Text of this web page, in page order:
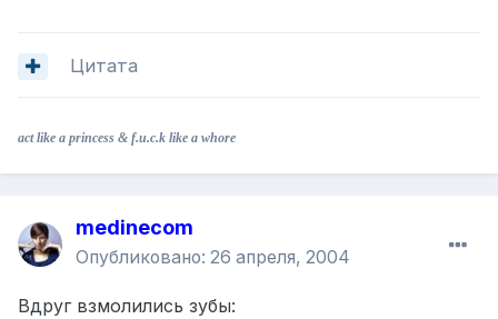
Цитата
act like a princess & f.u.c.k like a whore
medinecom
Опубликовано: 26 апреля, 2004
Вдруг взмолились зубы: